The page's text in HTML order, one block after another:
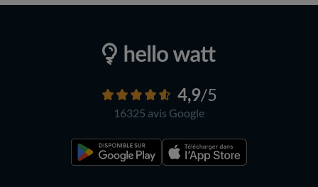
4,9/5
16325 avis Google